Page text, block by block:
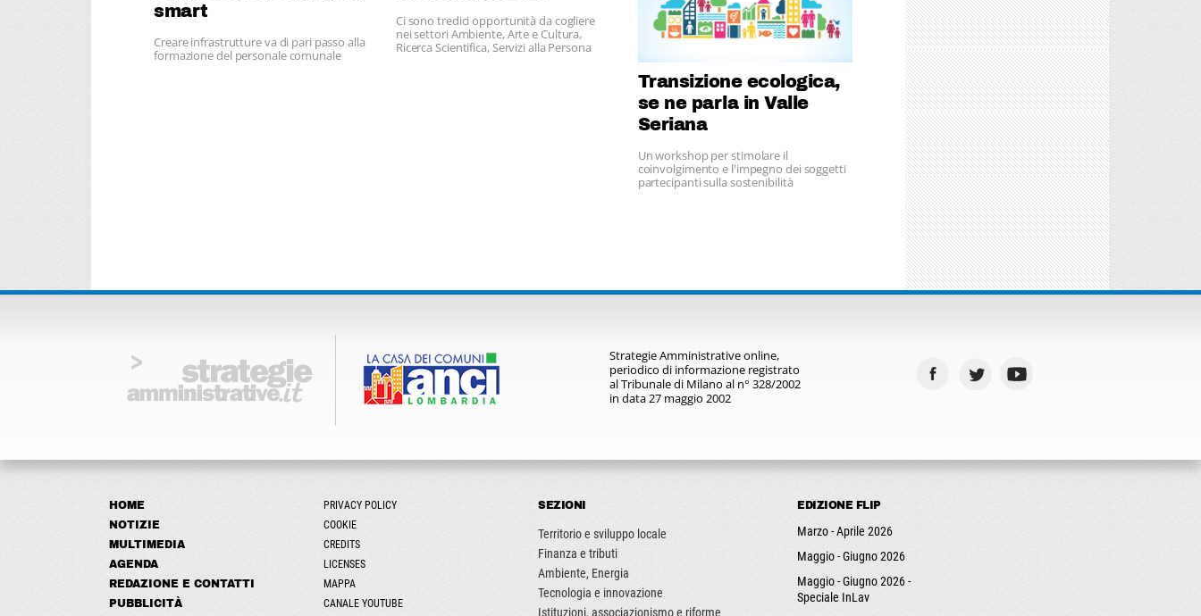
smart
Creare infrastrutture va di pari passo alla
formazione del personale comunale
Ci sono tredici opportunità da cogliere
nei settori Ambiente, Arte e Cultura,
Ricerca Scientifica, Servizi alla Persona
Transizione ecologica,
se ne parla in Valle
Seriana
Un workshop per stimolare il
coinvolgimento e l'impegno dei soggetti
partecipanti sulla sostenibilità
Strategie Amministrative online,
periodico di informazione registrato
al Tribunale di Milano al n° 328/2002
in data 27 maggio 2002
HOME
NOTIZIE
MULTIMEDIA
AGENDA
REDAZIONE E CONTATTI
PUBBLICITÀ
PRIVACY POLICY
COOKIE
CREDITS
LICENSES
MAPPA
CANALE YOUTUBE
SEZIONI
Territorio e sviluppo locale
Finanza e tributi
Ambiente, Energia
Tecnologia e innovazione
Istituzioni, associazionismo e riforme
EDIZIONE FLIP
Marzo - Aprile 2026
Maggio - Giugno 2026
Maggio - Giugno 2026 -
Speciale InLav